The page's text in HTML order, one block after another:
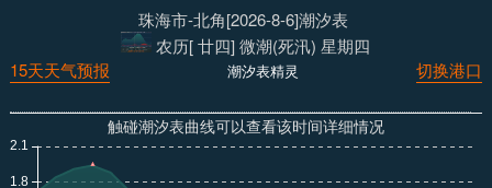
珠海市-北角[2026-8-6]潮汐表
农历[ 廿四] 微潮(死汛) 星期四
切换港口
潮汐表精灵
15天天气预报
触碰潮汐表曲线可以查看该时间详细情况